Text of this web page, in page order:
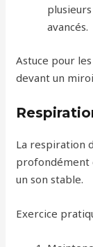
avancés.
Astuce pour les
devant un
La respiration
profondément
un son stable.
Exercice